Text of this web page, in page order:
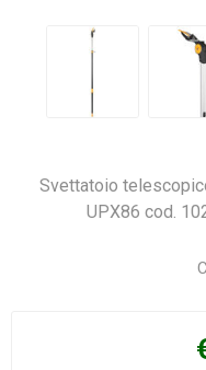
Svettatoio
UPX86 cod.